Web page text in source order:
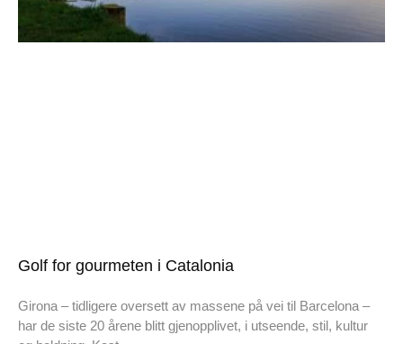
Golf for gourmeten i Catalonia
Girona – tidligere oversett av massene på vei til Barcelona –
har de siste 20 årene blitt gjenopplivet, i utseende, stil, kultur